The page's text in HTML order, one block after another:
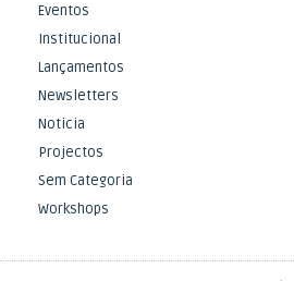
Eventos
Institucional
Lançamentos
Newsletters
Noticia
Projectos
Sem Categoria
Workshops